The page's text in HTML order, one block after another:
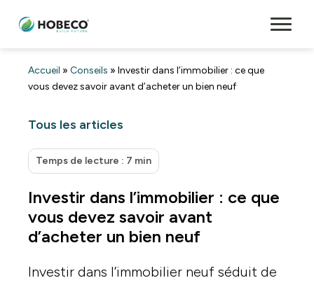
Accueil » Conseils » Investir dans l’immobilier : ce que
vous devez savoir avant d’acheter un bien neuf
Tous les articles
Temps de lecture : 7 min
Investir dans l’immobilier : ce que
vous devez savoir avant
d’acheter un bien neuf
Investir dans l’immobilier neuf séduit de